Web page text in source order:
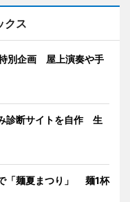
クス
別企画 屋上演奏や手
診断サイトを自作 生
「麺夏まつり」 麺1杯